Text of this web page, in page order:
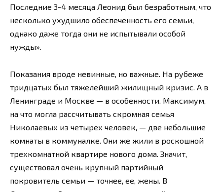
Последние 3-4 месяца Леонид был безработным, что
несколько ухудшило обеспеченность его семьи,
однако даже тогда они не испытывали особой
нужды».
Показания вроде невинные, но важные. На рубеже
тридцатых был тяжелейший жилищный кризис. А в
Ленинграде и Москве — в особенности. Максимум,
на что могла рассчитывать скромная семья
Николаевых из четырех человек, — две небольшие
комнаты в коммуналке. Они же жили в роскошной
трехкомнатной квартире нового дома. Значит,
существовал очень крупный партийный
покровитель семьи — точнее, ее, жены. В